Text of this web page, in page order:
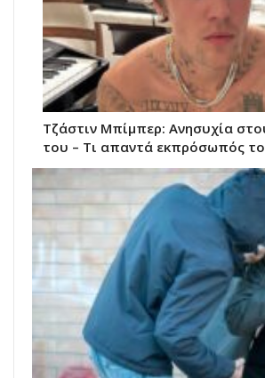
Τζάστιν Μπίμπερ: Ανησυχία
του – Τι απαντά εκπρόσωπός